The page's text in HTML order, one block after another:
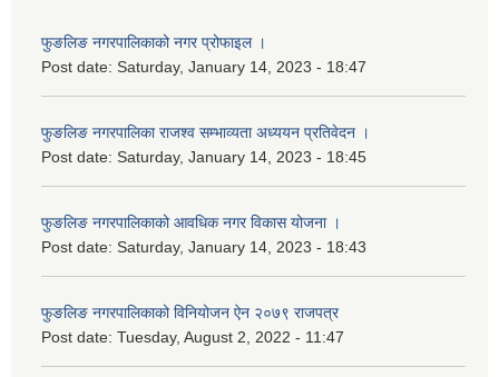
फुङलिङ नगरपालिकाको नगर प्रोफाइल ।
Post date: Saturday, January 14, 2023 - 18:47
फुङलिङ नगरपालिका राजश्व सम्भाव्यता अध्ययन प्रतिवेदन ।
Post date: Saturday, January 14, 2023 - 18:45
फुङलिङ नगरपालिकाको आवधिक नगर विकास योजना ।
Post date: Saturday, January 14, 2023 - 18:43
फुङलिङ नगरपालिकाको विनियोजन ऐन २०७९ राजपत्र
Post date: Tuesday, August 2, 2022 - 11:47